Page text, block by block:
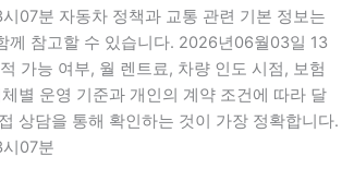
07분 자동차 정책과 교통 관련 기본 정보는
께 참고할 수 있습니다. 2026년06월03일 13
가능 여부, 월 렌트료, 차량 인도 시점, 보험
별 운영 기준과 개인의 계약 조건에 따라 달
상담을 통해 확인하는 것이 가장 정확합니다.
07분